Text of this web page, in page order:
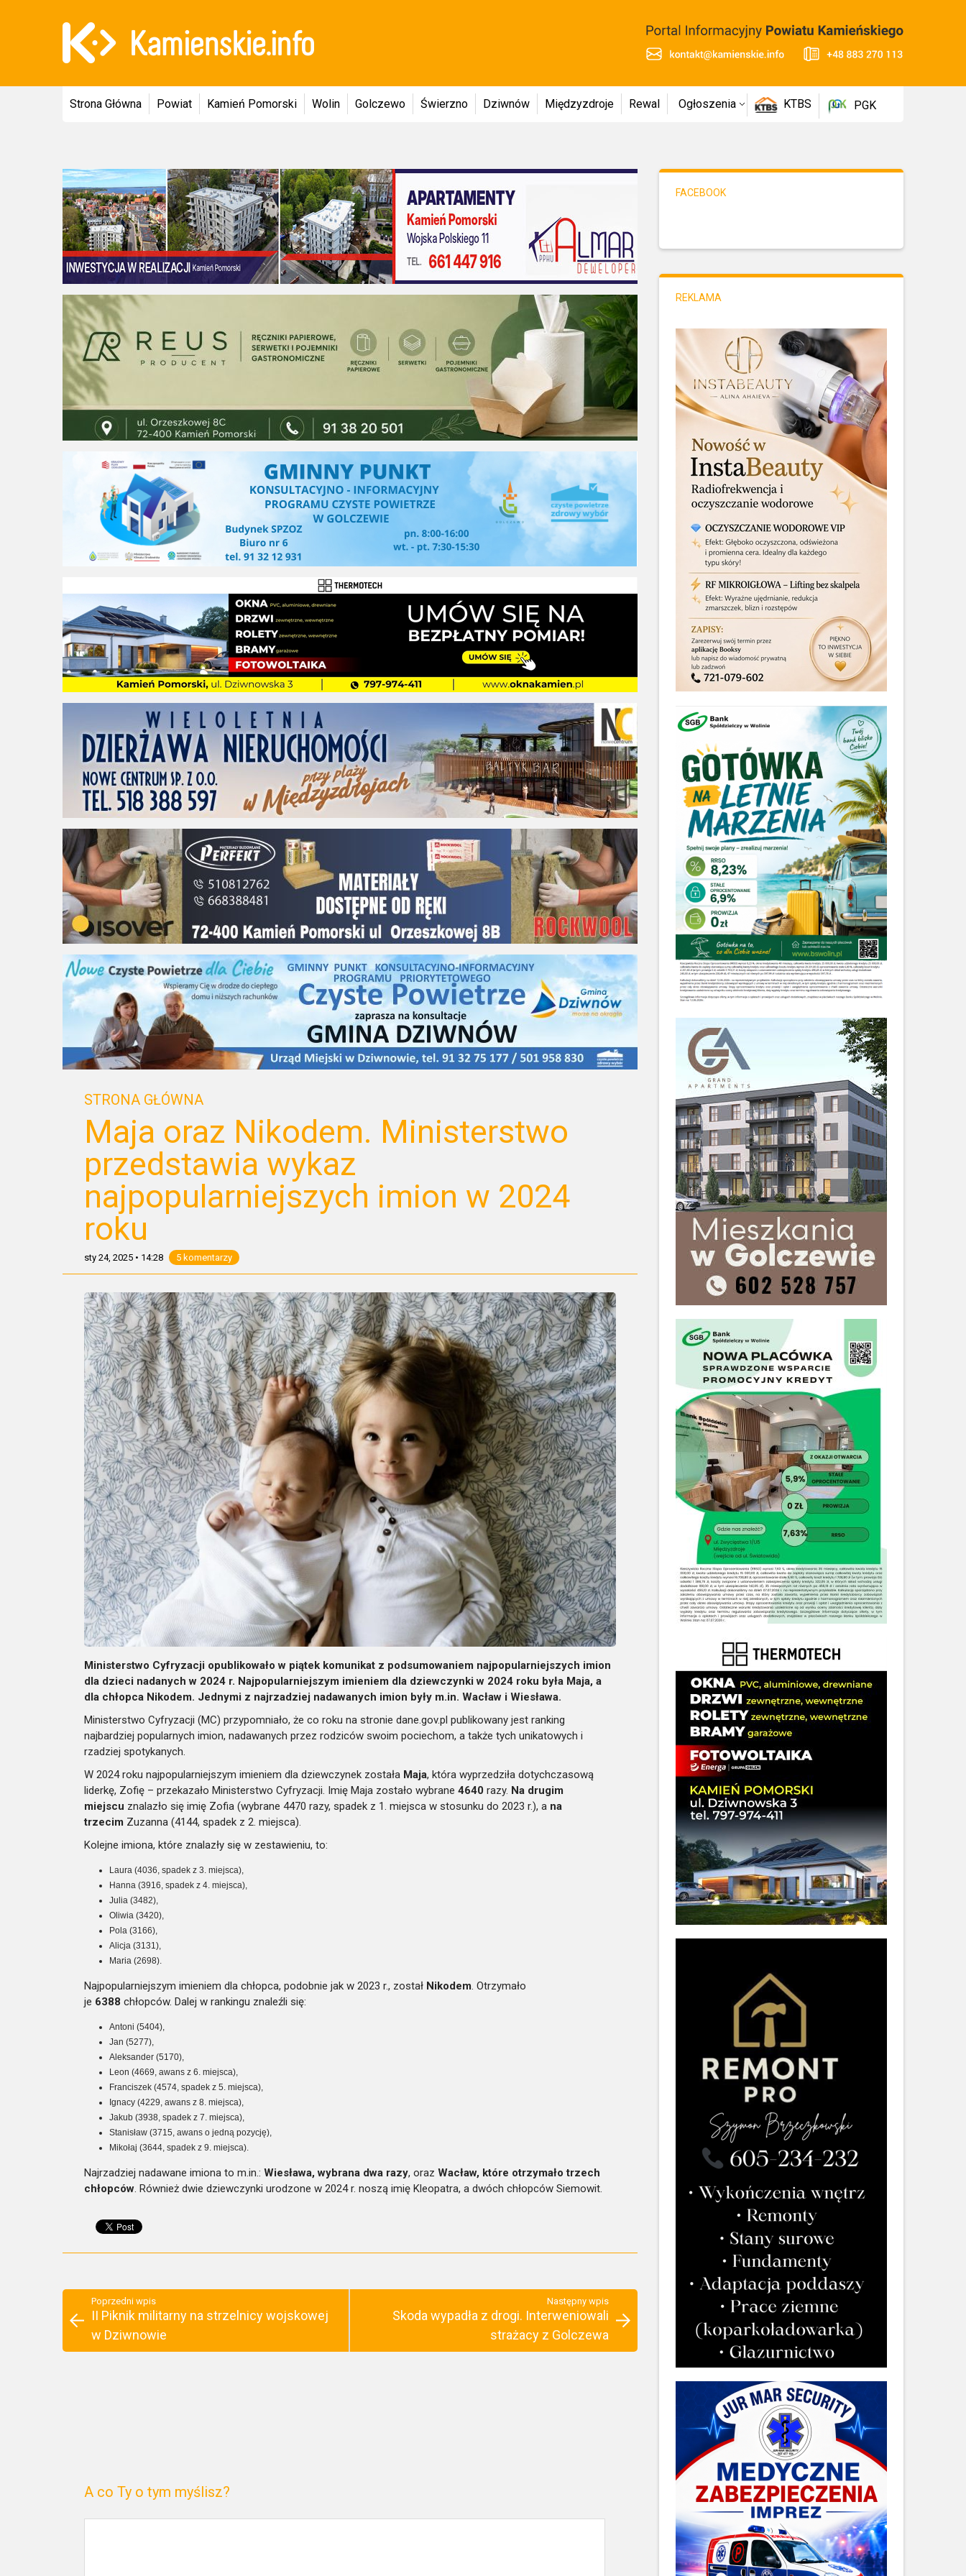
Strona Główna Powiat Kamień Pomorski Wolin Golczewo Świerzno Dziwnów Międzyzdroje Rewal Ogłoszenia KTBS PGK
STRONA GŁÓWNA
Maja oraz Nikodem. Ministerstwo
przedstawia wykaz
najpopularniejszych imion w 2024
roku
sty 24, 2025 • 14:28 5 komentarzy
Ministerstwo Cyfryzacji opublikowało w piątek komunikat z podsumowaniem najpopularniejszych imion
dla dzieci nadanych w 2024 r. Najpopularniejszym imieniem dla dziewczynki w 2024 roku była Maja, a
dla chłopca Nikodem. Jednymi z najrzadziej nadawanych imion były m.in. Wacław i Wiesława.
Ministerstwo Cyfryzacji (MC) przypomniało, że co roku na stronie dane.gov.pl publikowany jest ranking
najbardziej popularnych imion, nadawanych przez rodziców swoim pociechom, a także tych unikatowych i
rzadziej spotykanych.
W 2024 roku najpopularniejszym imieniem dla dziewczynek została Maja, która wyprzedziła dotychczasową
liderkę, Zofię – przekazało Ministerstwo Cyfryzacji. Imię Maja zostało wybrane 4640 razy. Na drugim
miejscu znalazło się imię Zofia (wybrane 4470 razy, spadek z 1. miejsca w stosunku do 2023 r.), a na
trzecim Zuzanna (4144, spadek z 2. miejsca).
Kolejne imiona, które znalazły się w zestawieniu, to:
Laura (4036, spadek z 3. miejsca),
Hanna (3916, spadek z 4. miejsca),
Julia (3482),
Oliwia (3420),
Pola (3166),
Alicja (3131),
Maria (2698).
Najpopularniejszym imieniem dla chłopca, podobnie jak w 2023 r., został Nikodem. Otrzymało
je 6388 chłopców. Dalej w rankingu znaleźli się:
Antoni (5404),
Jan (5277),
Aleksander (5170),
Leon (4669, awans z 6. miejsca),
Franciszek (4574, spadek z 5. miejsca),
Ignacy (4229, awans z 8. miejsca),
Jakub (3938, spadek z 7. miejsca),
Stanisław (3715, awans o jedną pozycję),
Mikołaj (3644, spadek z 9. miejsca).
Najrzadziej nadawane imiona to m.in.: Wiesława, wybrana dwa razy, oraz Wacław, które otrzymało trzech
chłopców. Również dwie dziewczynki urodzone w 2024 r. noszą imię Kleopatra, a dwóch chłopców Siemowit.
Poprzedni wpis
II Piknik militarny na strzelnicy wojskowej
w Dziwnowie
Następny wpis
Skoda wypadła z drogi. Interweniowali
strażacy z Golczewa
A co Ty o tym myślisz?
FACEBOOK
REKLAMA